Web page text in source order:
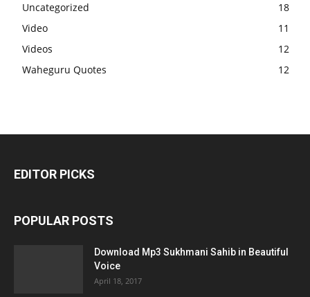
Uncategorized
18
Video
11
Videos
12
Waheguru Quotes
12
EDITOR PICKS
POPULAR POSTS
Download Mp3 Sukhmani Sahib in Beautiful
Voice
April 18, 2017